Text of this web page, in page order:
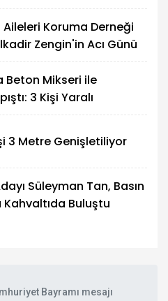
Aileleri Koruma Derneği
Zengin'in Acı Günü
Beton Mikseri ile
3 Kişi Yaralı
3 Metre Genişletiliyor
Süleyman Tan, Basın
Kahvaltıda Buluştu
Bayramı mesajı